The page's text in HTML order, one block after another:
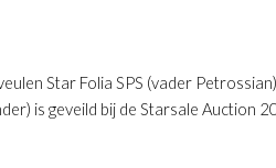
Star Folia SPS (vader
is geveild bij de Starsale Auction